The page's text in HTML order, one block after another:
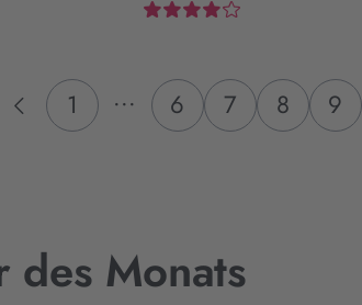
1 ... 6 7 8 9
des Monats